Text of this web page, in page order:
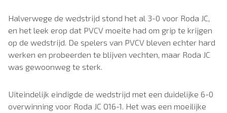
Halverwege de wedstrijd stond het al 3-0 voor Roda JC,
en het leek erop dat PVCV moeite had om grip te krijgen
op de wedstrijd. De spelers van PVCV bleven echter hard
werken en probeerden te blijven vechten, maar Roda JC
was gewoonweg te sterk.
Uiteindelijk eindigde de wedstrijd met een duidelijke 6-0
overwinning voor Roda JC O16-1. Het was een moeilijke